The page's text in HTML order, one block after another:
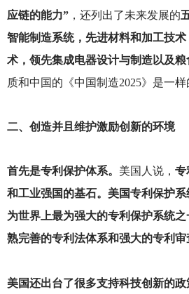
应链的能力”，还列出了未来发展的
智能制造系统，先进材料和加工技
术，领先集成电器设计与制造以及粮
质和中国的《中国制造2025》是一样
二、创造并且维护激励创新的环境
首先是专利保护体系。 美国人说， 专
和工业强国的基石。美国专利保护
为世界上最为强大的专利保护系统
熟完善的专利法体系和强大的专利审
美国还出台了很多支持科技创新的政